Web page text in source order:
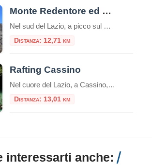
Monte Redentore ed Eremo di San Michele
Nel sud del Lazio, a picco sul Golfo di Gaeta, si erge il Monte Redentore, una delle cime più suggestive e panoramiche dei Monti Aurunci. A 1252 metri di altitudine, questa montagna, che in realtà è una spalla del più imponente Monte Altino, offre un’esperienza indimenticabile che unisce trekking, spiritualità e paesaggi mozzafiato, rendendola una […]
Distanza: 12,71 km
Rafting Cassino
Nel cuore del Lazio, a Cassino, Adventureland offre un’esperienza di rafting unica lungo il fiume Gari. Questo parco avventura, tra i più moderni del Centro Italia, propone attività all’aria aperta per tutte le età, combinando sport, natura e divertimento. Il Fiume Gari: Natura e Avventura Il fiume Gari, con le sue acque cristalline e un […]
Distanza: 13,01 km
interessarti anche: